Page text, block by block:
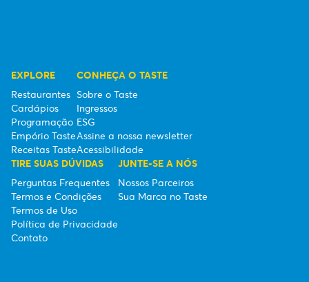
EXPLORE
Restaurantes
Cardápios
Programação
Empório Taste
Receitas Taste
CONHEÇA O TASTE
Sobre o Taste
Ingressos
ESG
Assine a nossa newsletter
Acessibilidade
TIRE SUAS DÚVIDAS
Perguntas Frequentes
Termos e Condições
Termos de Uso
Política de Privacidade
Contato
JUNTE-SE A NÓS
Nossos Parceiros
Sua Marca no Taste